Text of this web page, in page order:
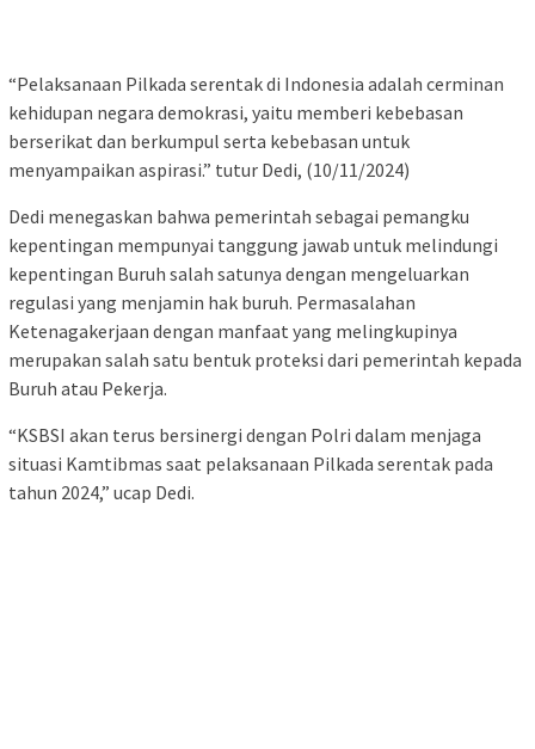
“Pelaksanaan Pilkada serentak di Indonesia adalah cerminan
kehidupan negara demokrasi, yaitu memberi kebebasan
berserikat dan berkumpul serta kebebasan untuk
menyampaikan aspirasi.” tutur Dedi, (10/11/2024)
Dedi menegaskan bahwa pemerintah sebagai pemangku
kepentingan mempunyai tanggung jawab untuk melindungi
kepentingan Buruh salah satunya dengan mengeluarkan
regulasi yang menjamin hak buruh. Permasalahan
Ketenagakerjaan dengan manfaat yang melingkupinya
merupakan salah satu bentuk proteksi dari pemerintah kepada
Buruh atau Pekerja.
“KSBSI akan terus bersinergi dengan Polri dalam menjaga
situasi Kamtibmas saat pelaksanaan Pilkada serentak pada
tahun 2024,” ucap Dedi.